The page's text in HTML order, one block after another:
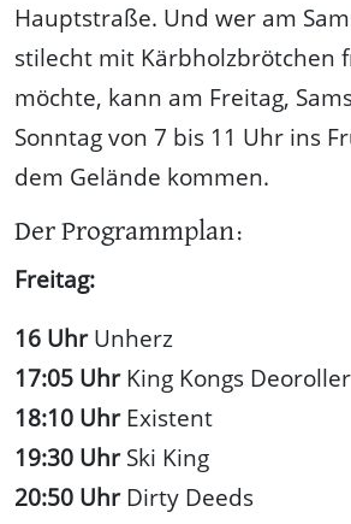
Hauptstraße. Und wer am
stilecht mit Kärbholzbrötchen
möchte, kann am Freitag,
Sonntag von 7 bis 11 Uhr ins
dem Gelände kommen.
Der Programmplan:
Freitag:
16 UhrUnherz
17:05 UhrKing Kongs Deoroller
18:10 UhrExistent
19:30 UhrSki King
20:50 UhrDirty Deeds